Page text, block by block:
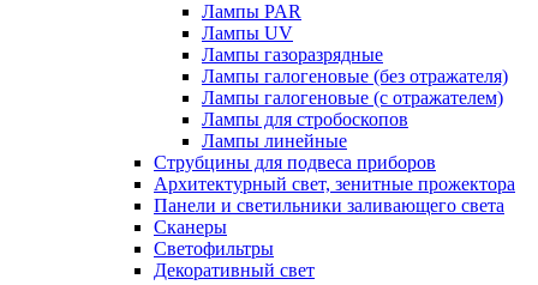
Лампы PAR
Лампы UV
Лампы газоразрядные
Лампы галогеновые (без отражателя)
Лампы галогеновые (с отражателем)
Лампы для стробоскопов
Лампы линейные
Струбцины для подвеса приборов
Архитектурный свет, зенитные прожектора
Панели и светильники заливающего света
Сканеры
Светофильтры
Декоративный свет